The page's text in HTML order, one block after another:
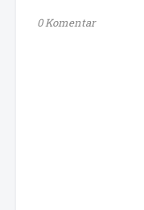
0 Komentar